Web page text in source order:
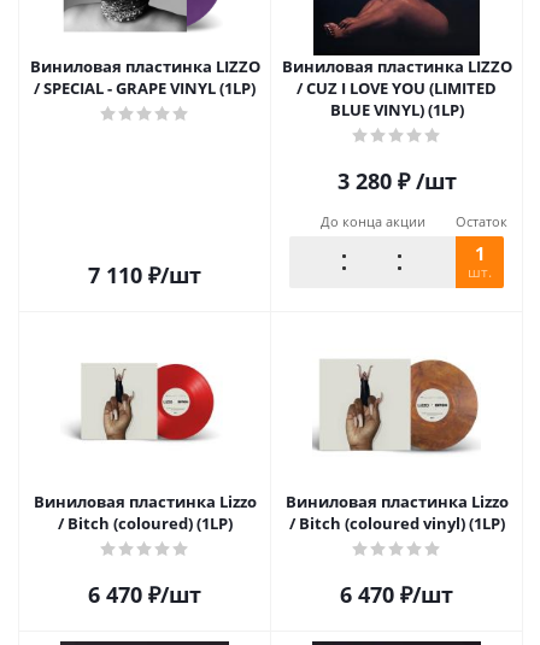
Виниловая пластинка LIZZO
/ SPECIAL - GRAPE VINYL (1LP)
7 110 ₽/шт
Виниловая пластинка LIZZO
/ CUZ I LOVE YOU (LIMITED
BLUE VINYL) (1LP)
3 280₽ /шт
До конца акции Остаток
1
шт.
Виниловая пластинка Lizzo
/ Bitch (coloured) (1LP)
6 470 ₽/шт
Виниловая пластинка Lizzo
/ Bitch (coloured vinyl) (1LP)
6 470 ₽/шт